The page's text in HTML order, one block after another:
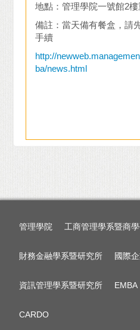
地點：管理學院一號館2
備註：當天備有餐盒，請
手續
http://
ba/news.html
管理學院 工商管理學系暨商
財務金融學系暨研究所 國際
資訊管理學系暨研究所 EMBA
CARDO